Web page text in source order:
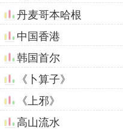
丹麦哥本哈根
中国香港
韩国首尔
《卜算子》
《上邪》
高山流水